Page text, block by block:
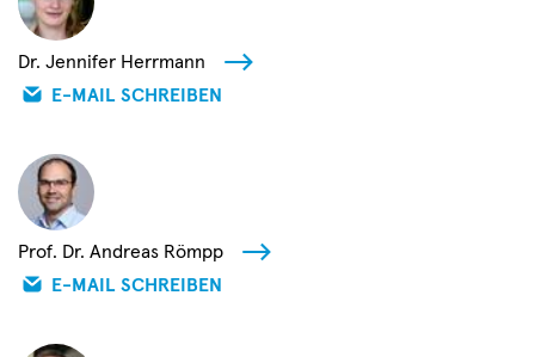
Dr. Jennifer Herrmann
E-MAIL SCHREIBEN
Prof. Dr. Andreas Römpp
E-MAIL SCHREIBEN